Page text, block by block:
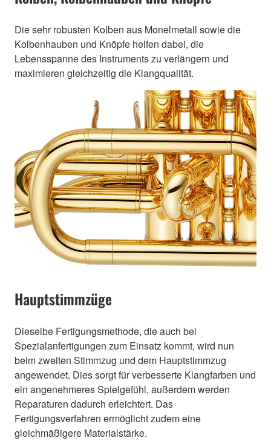
Die sehr robusten Kolben aus Monelmetall sowie die
Kolbenhauben und Knöpfe helfen dabei, die
Lebensspanne des Instruments zu verlängern und
maximieren gleichzeitig die Klangqualität.
Hauptstimmzüge
Dieselbe Fertigungsmethode, die auch bei
Spezialanfertigungen zum Einsatz kommt, wird nun
beim zweiten Stimmzug und dem Hauptstimmzug
angewendet. Dies sorgt für verbesserte Klangfarben und
ein angenehmeres Spielgefühl, außerdem werden
Reparaturen dadurch erleichtert. Das
Fertigungsverfahren ermöglicht zudem eine
gleichmäßigere Materialstärke.